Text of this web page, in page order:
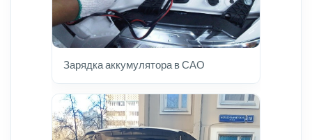
Зарядка аккумулятора в САО